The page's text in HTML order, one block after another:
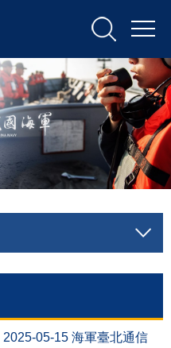
2025-05-15 海軍臺北通信